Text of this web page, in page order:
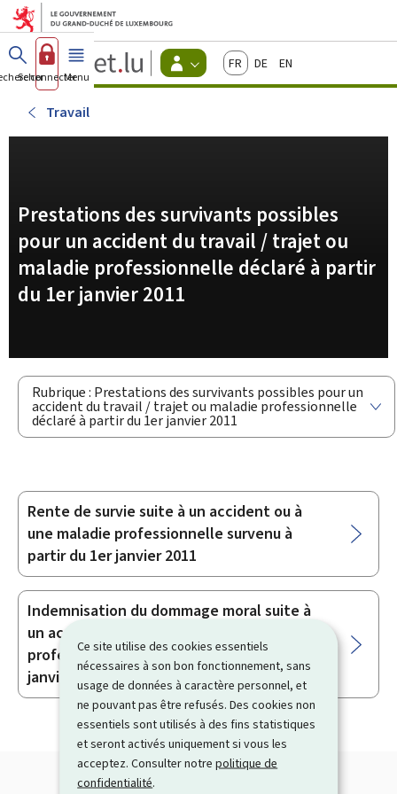
Ce site utilise des cookies essentiels
nécessaires à son bon fonctionnement, sans
usage de données à caractère personnel, et
ne pouvant pas être refusés. Des cookies non
essentiels sont utilisés à des fins statistiques
et seront activés uniquement si vous les
acceptez. Consulter notrepolitique de
confidentialité.
Aller au menu principal
Aller au contenu
Guichet.lu
Changer
d'espace
citoyens
FrançaisDeutschEnglish
Se connecterMenu principal
Travail
Prestations des survivants possibles
pour un accident du travail / trajet ou
maladie professionnelle déclaré à partir
du 1er janvier 2011
Rubrique : Prestations des survivants possibles pour un
accident du travail / trajet ou maladie professionnelle
déclaré à partir du 1er janvier 2011
Sous-
rubriques
Rente de survie suite à un accident ou à
une maladie professionnelle survenu à
partir du 1er janvier 2011
Indemnisation du dommage moral suite à
un accident ou à une maladie
professionnelle survenu à partir du 1er
janvier 2011